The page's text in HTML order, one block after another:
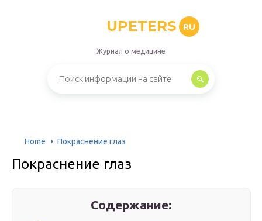
UPETERS RU
Журнал о медицине
Home Покраснение глаз
Покраснение глаз
Содержание: